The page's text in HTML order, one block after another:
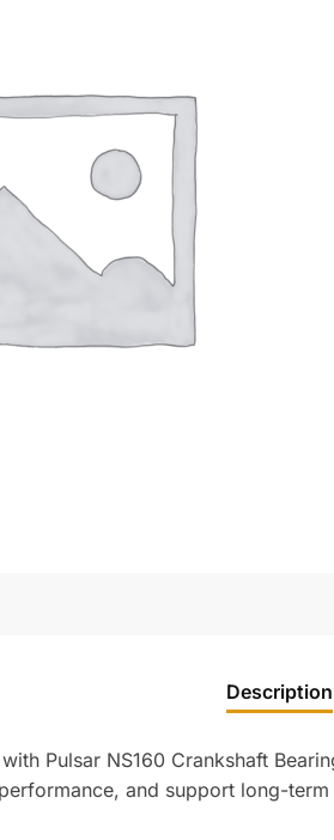
Description
Pulsar NS160 Crankshaft
and support long-